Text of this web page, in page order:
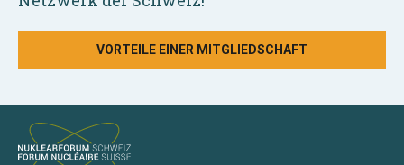
VORTEILE EINER MITGLIEDSCHAFT